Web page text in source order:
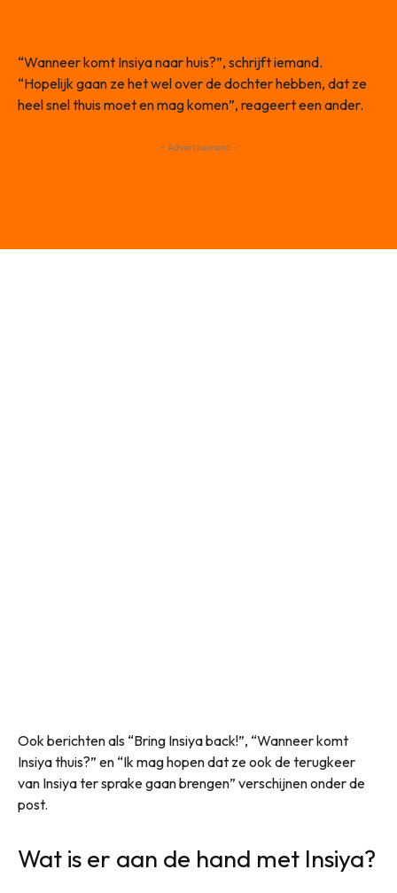
“Wanneer komt Insiya naar huis?”, schrijft iemand.
“Hopelijk gaan ze het wel over de dochter hebben, dat ze
heel snel thuis moet en mag komen”, reageert een ander.
- Advertisement -
Ook berichten als “Bring Insiya back!”, “Wanneer komt
Insiya thuis?” en “Ik mag hopen dat ze ook de terugkeer
van Insiya ter sprake gaan brengen” verschijnen onder de
post.
Wat is er aan de hand met Insiya?